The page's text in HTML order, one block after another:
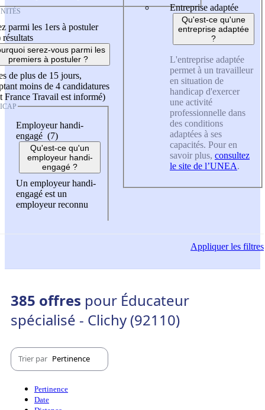
parmi les 1ers à postuler
résultats
serez-vous parmi les
premiers à postuler ?
de plus de 15 jours,
moins de 4 candidatures
France Travail est informé)
Employeur handi-
engagé (7)
Qu'est-ce qu'un
employeur handi-
engagé ?
Un employeur handi-
engagé est un
employeur reconnu
Entreprise adaptée
Qu'est-ce qu'une
entreprise adaptée
?
L'entreprise adaptée
permet à un travailleur
en situation de
handicap d'exercer
une activité
professionnelle dans
des conditions
adaptées à ses
capacités. Pour en
savoir plus, consultez
le site de l’UNEA.
Appliquerles filtres
385 offres pour Éducateur
spécialisé - Clichy (92110)
Trier par Pertinence
Pertinence
Date